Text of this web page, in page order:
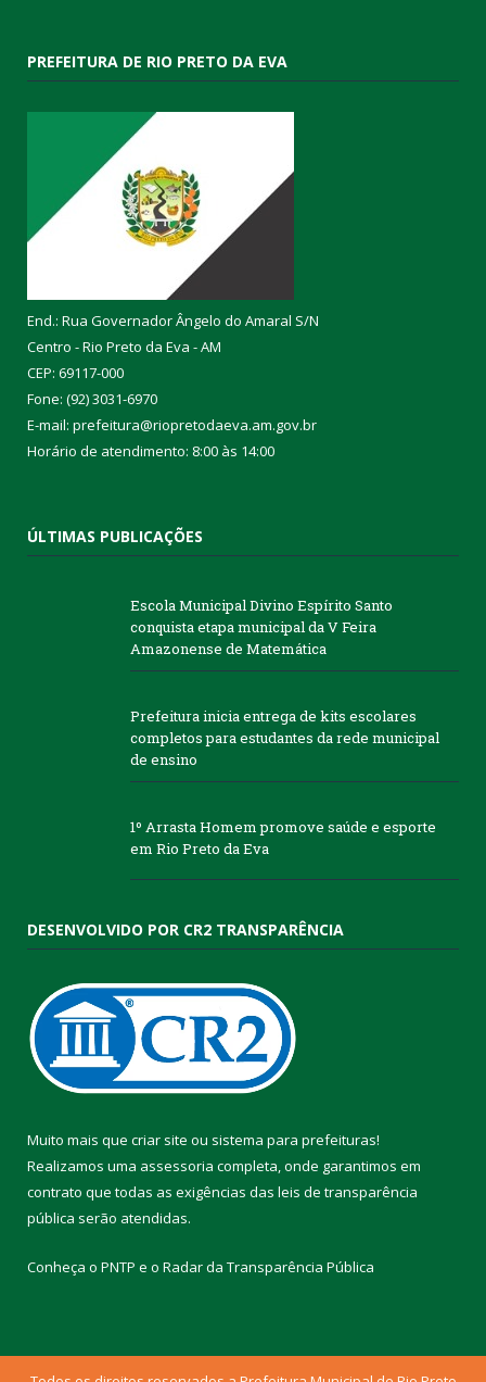
PREFEITURA DE RIO PRETO DA EVA
End.: Rua Governador Ângelo do Amaral S/N
Centro - Rio Preto da Eva - AM
CEP: 69117-000
Fone: (92) 3031-6970
E-mail: prefeitura@riopretodaeva.am.gov.br
Horário de atendimento: 8:00 às 14:00
ÚLTIMAS PUBLICAÇÕES
Escola Municipal Divino Espírito Santo
conquista etapa municipal da V Feira
Amazonense de Matemática
Prefeitura inicia entrega de kits escolares
completos para estudantes da rede municipal
de ensino
1º Arrasta Homem promove saúde e esporte
em Rio Preto da Eva
DESENVOLVIDO POR CR2 TRANSPARÊNCIA
Muito mais que criar site ou sistema para prefeituras!
Realizamos uma assessoria completa, onde garantimos em
contrato que todas as exigências das leis de transparência
pública serão atendidas.
Conheça o PNTP e o Radar da Transparência Pública